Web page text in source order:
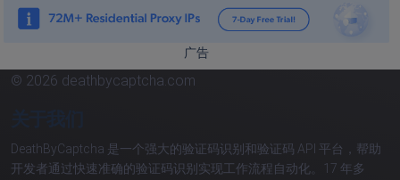
广告
© 2026 deathbycaptcha.com
DeathByCaptcha 是一个强大的验证码识别和验证码 API 平台，帮助
开发者通过快速准确的验证码识别实现工作流程自动化。17 年多